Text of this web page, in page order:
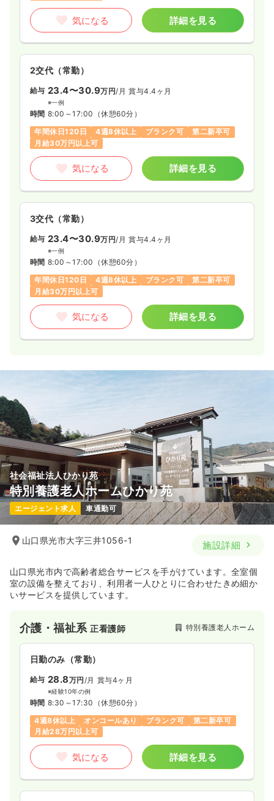
気になる 詳細を見る
2交代（常勤）
給与 23.4〜30.9万円/月 賞与4.4ヶ月
※一例
時間 8:00～17:00 （休憩60分）
年間休日120日
4週8休以上 ブランク可
第二新卒可
月給30万円以上可
気になる 詳細を見る
3交代（常勤）
給与 23.4〜30.9万円/月 賞与4.4ヶ月
※一例
時間 8:00～17:00 （休憩60分）
年間休日120日
4週8休以上 ブランク可
第二新卒可
月給30万円以上可
気になる 詳細を見る
社会福祉法人ひかり苑
特別養護老人ホームひかり苑
エージェント求人 車通勤可
山口県光市大字三井1056-1 施設詳細
山口県光市内で高齢者総合サービスを手がけています。全室個
室の設備を整えており、利用者一人ひとりに合わせたきめ細か
いサービスを提供しています。
介護・福祉系正看護師 特別養護老人ホーム
日勤のみ（常勤）
給与 28.8万円 /月 賞与4ヶ月
※経験10年の例
時間 8:30～17:30 （休憩60分）
4週8休以上
オンコールあり ブランク可
第二新卒可
月給28万円以上可
気になる 詳細を見る